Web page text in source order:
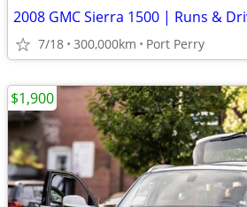
7/18 300,000km Port Perry
$1,900